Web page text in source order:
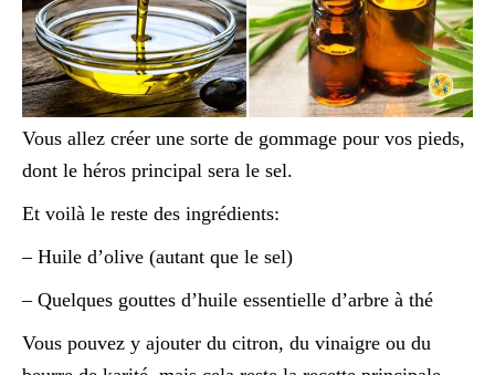
Vous allez créer une sorte de gommage pour vos pieds,
dont le héros principal sera le sel.
Et voilà le reste des ingrédients:
– Huile d’olive (autant que le sel)
– Quelques gouttes d’huile essentielle d’arbre à thé
Vous pouvez y ajouter du citron, du vinaigre ou du